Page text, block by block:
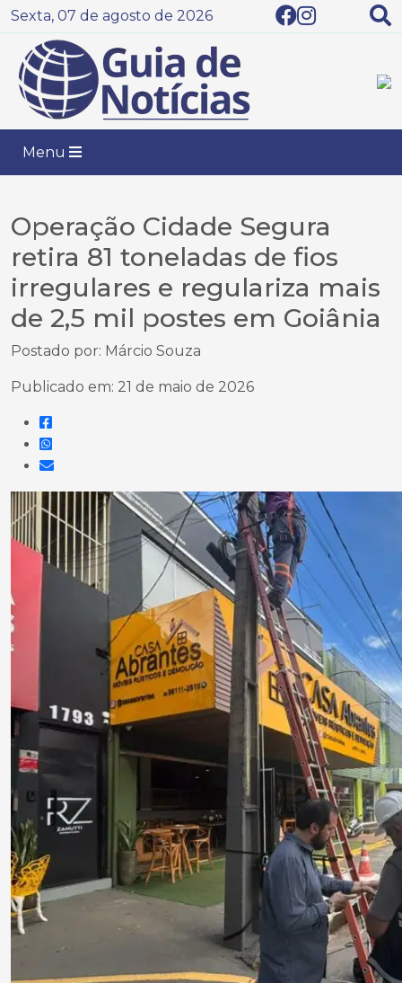
Sexta, 07 de agosto de 2026
Menu
Operação Cidade Segura
retira 81 toneladas de fios
irregulares e regulariza mais
de 2,5 mil postes em Goiânia
Postado por: Márcio Souza
Publicado em: 21 de maio de 2026